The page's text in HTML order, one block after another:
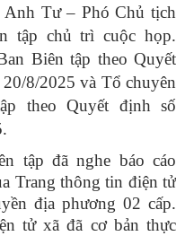
Tư – Phó Chủ tịch
tập chủ trì cuộc họp.
Biên tập theo Quyết
8/2025 và Tổ chuyên
theo Quyết định số
tập đã nghe báo cáo
Trang thông tin điện tử
địa phương 02 cấp.
tử xãđã cơ bản thực